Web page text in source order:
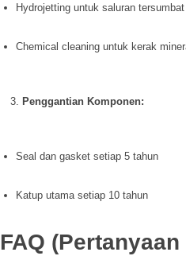
Hydrojetting untuk saluran tersumbat
Chemical cleaning untuk kerak
Penggantian Komponen:
Seal dan gasket setiap 5 tahun
Katup utama setiap 10 tahun
FAQ (Pertanyaan